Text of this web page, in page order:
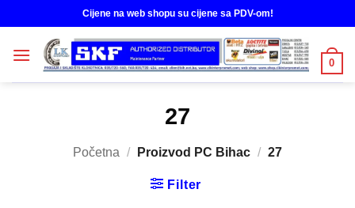
to
content
Cijene na web shopu su cijene sa PDV-om!
0
27
Početna / Proizvod PC Bihac / 27
Filter